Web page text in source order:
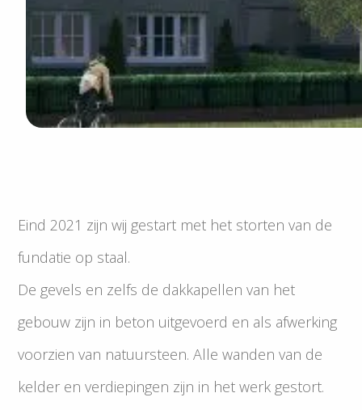
Eind 2021 zijn wij gestart met het storten van de
fundatie op staal.
De gevels en zelfs de dakkapellen van het
gebouw zijn in beton uitgevoerd en als afwerking
voorzien van natuursteen. Alle wanden van de
kelder en verdiepingen zijn in het werk gestort.